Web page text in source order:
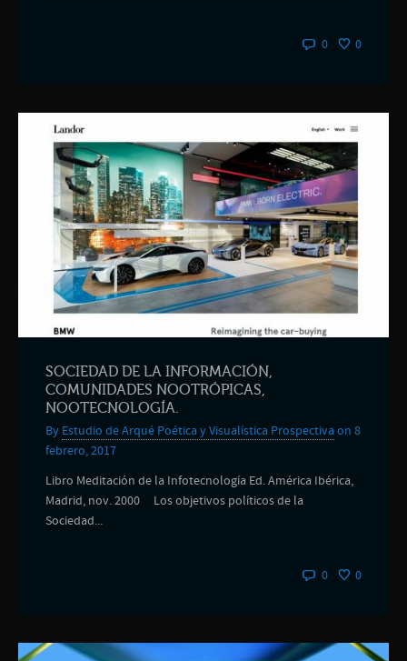
0 0
SOCIEDAD DE LA INFORMACIÓN,
COMUNIDADES NOOTRÓPICAS,
NOOTECNOLOGÍA.
By Estudio de Arqué Poética y Visualística Prospectivaon 8
febrero, 2017
Libro Meditación de la Infotecnología Ed. América Ibérica,
Madrid, nov. 2000 Los objetivos políticos de la
Sociedad...
0 0